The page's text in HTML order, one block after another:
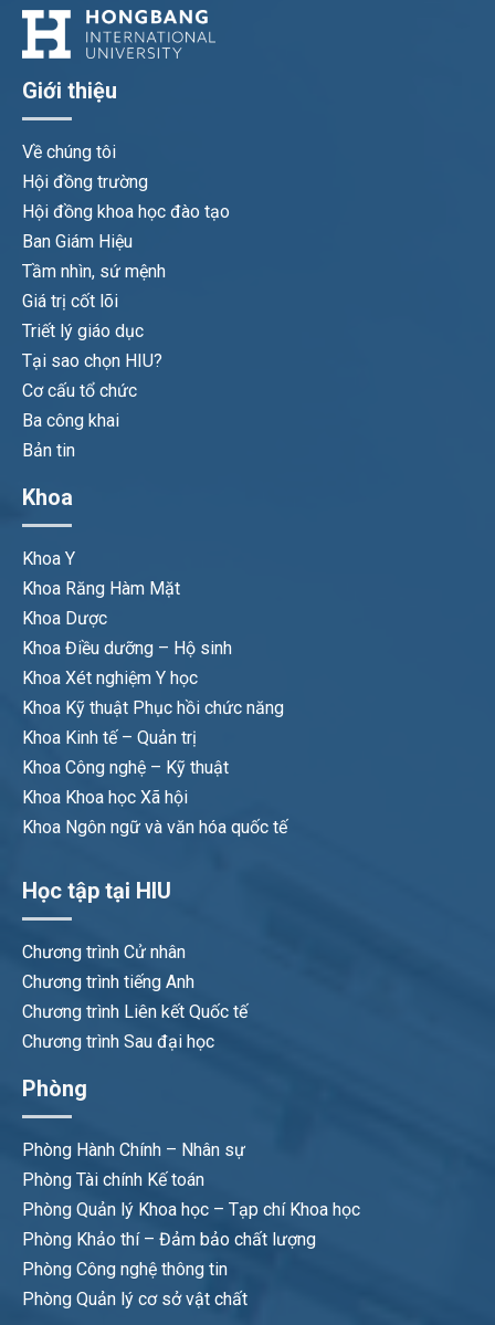
Giới thiệu
Về chúng tôi
Hội đồng trường
Hội đồng khoa học đào tạo
Ban Giám Hiệu
Tầm nhìn, sứ mệnh
Giá trị cốt lõi
Triết lý giáo dục
Tại sao chọn HIU?
Cơ cấu tổ chức
Ba công khai
Bản tin
Khoa
Khoa Y
Khoa Răng Hàm Mặt
Khoa Dược
Khoa Điều dưỡng – Hộ sinh
Khoa Xét nghiệm Y học
Khoa Kỹ thuật Phục hồi chức năng
Khoa Kinh tế – Quản trị
Khoa Công nghệ – Kỹ thuật
Khoa Khoa học Xã hội
Khoa Ngôn ngữ và văn hóa quốc tế
Học tập tại HIU
Chương trình Cử nhân
Chương trình tiếng Anh
Chương trình Liên kết Quốc tế
Chương trình Sau đại học
Phòng
Phòng Hành Chính – Nhân sự
Phòng Tài chính Kế toán
Phòng Quản lý Khoa học – Tạp chí Khoa học
Phòng Khảo thí – Đảm bảo chất lượng
Phòng Công nghệ thông tin
Phòng Quản lý cơ sở vật chất